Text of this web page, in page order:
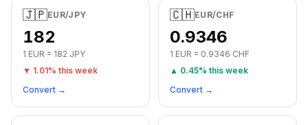
🇯🇵EUR/JPY
182
1 EUR = 182 JPY
▼ 1.01% this week
Convert →
🇨🇭EUR/CHF
0.9346
1 EUR = 0.9346 CHF
▲ 0.45% this week
Convert →